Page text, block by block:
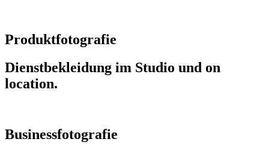
Produktfotografie
Dienstbekleidung im Studio und on
location.
Businessfotografie